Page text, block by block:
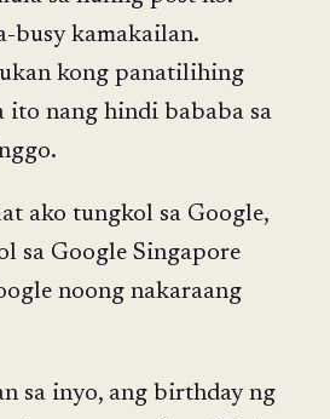
busy kamakailan.
kong panatilihing
ito nang hindi bababa sa
ako tungkol sa Google,
sa Google Singapore
noong nakaraang
sa inyo, ang birthday ng